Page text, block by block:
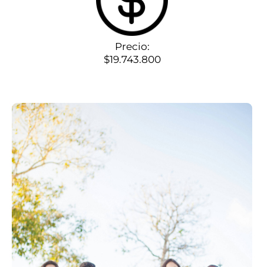
Precio:
$19.743.800